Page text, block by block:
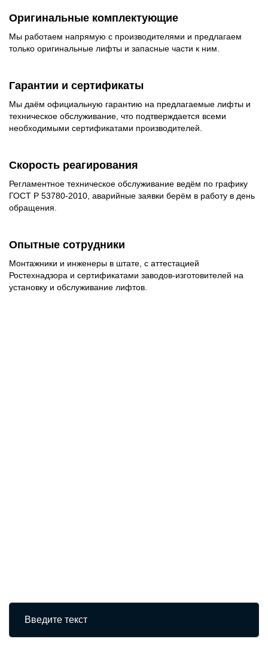
Оригинальные комплектующие
Мы работаем напрямую с производителями и предлагаем
только оригинальные лифты и запасные части к ним.
Гарантии и сертификаты
Мы даём официальную гарантию на предлагаемые лифты и
техническое обслуживание, что подтверждается всеми
необходимыми сертификатами производителей.
Скорость реагирования
Регламентное техническое обслуживание ведём по графику
ГОСТ Р 53780-2010, аварийные заявки берём в работу в день
обращения.
Опытные сотрудники
Монтажники и инженеры в штате, с аттестацией
Ростехнадзора и сертификатами заводов-изготовителей на
установку и обслуживание лифтов.